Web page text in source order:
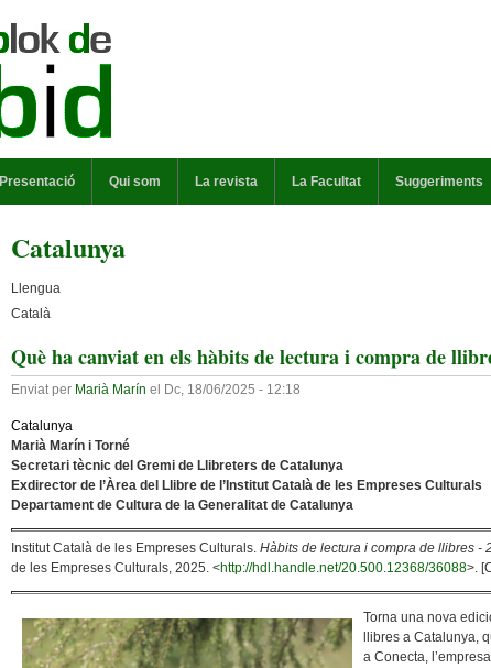
Presentació Qui som La revista La Facultat Suggeriments
Catalunya
Llengua
Català
Què ha canviat en els hàbits de lectura i compra de
Enviat per Marià Marín el Dc, 18/06/2025 - 12:18
Catalunya
Marià Marín i Torné
Secretari tècnic del Gremi de Llibreters de Catalunya
Exdirector de l’Àrea del Llibre de l’Institut Català de les Empreses Culturals
Departament de Cultura de la Generalitat de Catalunya
Institut Català de les Empreses Culturals. Hàbits de lectura i compra de llibres -
de les Empreses Culturals, 2025. <http://hdl.handle.net/20.500.12368/36088>.
Torna una nova
llibres a Catalunya,
a Conecta,